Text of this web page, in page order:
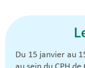
Du 15 janvier au